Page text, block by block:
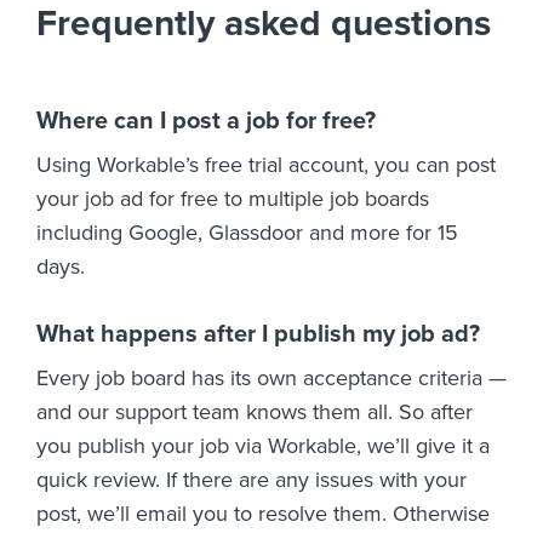
Frequently asked questions
Where can I post a job for free?
Using Workable’s free trial account, you can post
your job ad for free to multiple job boards
including Google, Glassdoor and more for 15
days.
What happens after I publish my job ad?
Every job board has its own acceptance criteria —
and our support team knows them all. So after
you publish your job via Workable, we’ll give it a
quick review. If there are any issues with your
post, we’ll email you to resolve them. Otherwise